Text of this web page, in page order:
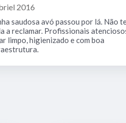
2016
avó passou por lá. Não tenho
reclamar. Profissionais atenciosos,
higienizado e com boa